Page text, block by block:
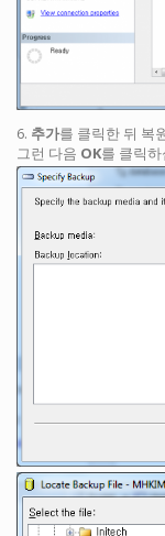
6. 추가를 클릭한 뒤 복
그런 다음 OK를 클릭